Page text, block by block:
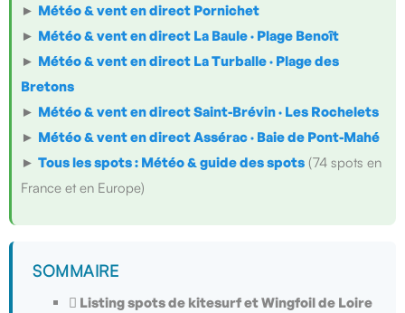
► Météo & vent en direct Pornichet
► Météo & vent en direct La Baule · Plage Benoît
► Météo & vent en direct La Turballe · Plage des
Bretons
► Météo & vent en direct Saint-Brévin · Les Rochelets
► Météo & vent en direct Assérac · Baie de Pont-Mahé
► Tous les spots : Météo & guide des spots (74 spots en
France et en Europe)
SOMMAIRE
 Listing spots de kitesurf et Wingfoil de Loire